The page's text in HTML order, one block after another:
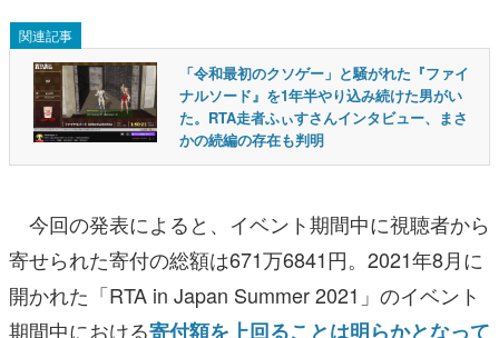
関連記事
「令和最初のクソゲー」と騒がれた『ファイ
ナルソード』を1年半やり込み続けた男がい
た。RTA走者ふぃすさんインタビュー、まさ
かの続編の存在も判明
今回の発表によると、イベント期間中に視聴者から
寄せられた寄付の総額は671万6841円。2021年8月に
開かれた「RTA in Japan Summer 2021」のイベント
期間中における寄付額を上回ることは明らかとなって